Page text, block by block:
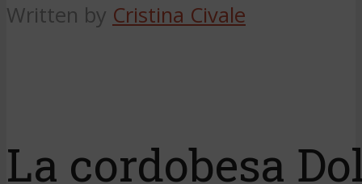
Written by Cristina Civale
La cordobesa